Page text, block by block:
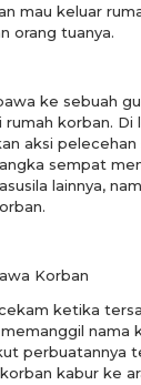
mau keluar
orang tuanya.
ke sebuah
korban. Di
aksi
sempat
lainnya,
Korban
ketika
nama
perbuatannya
kabur ke